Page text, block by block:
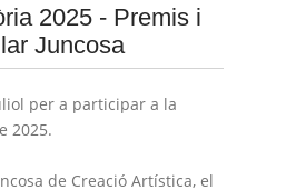
2025 - Premis i
Juncosa
per a participar a la
2025.
de Creació Artística, el